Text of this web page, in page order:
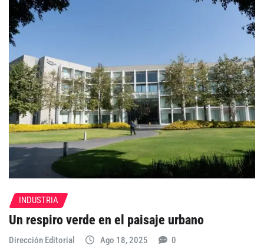
INDUSTRIA
Un respiro verde en el paisaje urbano
Dirección Editorial Ago 18, 2025 0